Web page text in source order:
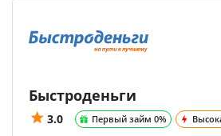
Быстроденьги
3.0 Первый займ 0%